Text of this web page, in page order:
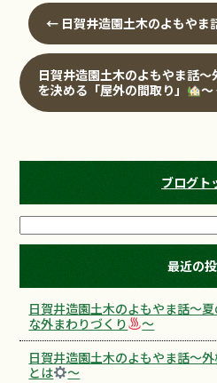
← 日賀井造園土木のよもやま
日賀井造園土木のよもやま話
を決める「屋外の間取り」
～
ブログト
最近の
日賀井造園土木のよもやま話～
な外まわりづくり
～
日賀井造園土木のよもやま話～
とは
～